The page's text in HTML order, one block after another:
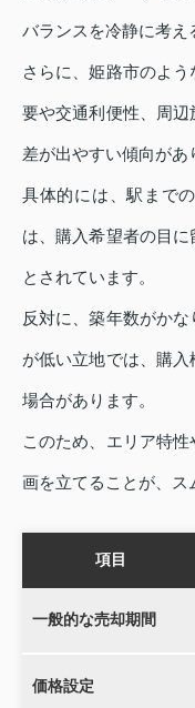
バランスを冷静に考え
さらに、姫路市のよ
要や交通利便性、周
差が出やすい傾向があ
具体的には、駅まで
は、購入希望者の目
とされています。
反対に、築年数がか
が低い立地では、購
場合があります。
このため、エリア特
画を立てることが、ス
項目
一般的な売却期間
価格設定